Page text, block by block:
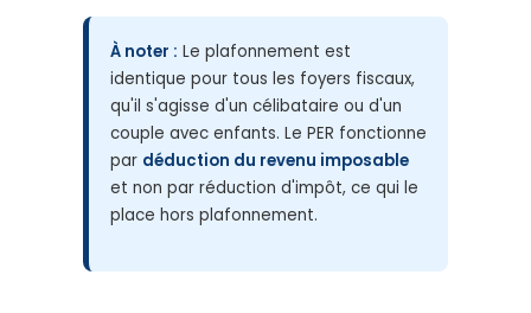
À noter : Le plafonnement est
identique pour tous les foyers fiscaux,
qu'il s'agisse d'un célibataire ou d'un
couple avec enfants. Le PER fonctionne
par déduction du revenu imposable
et non par réduction d'impôt, ce qui le
place hors plafonnement.